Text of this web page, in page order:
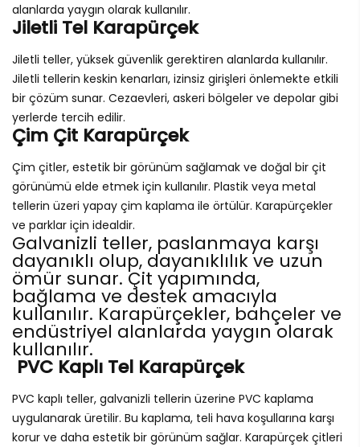
alanlarda yaygın olarak kullanılır.
Jiletli Tel Karapürçek
Jiletli teller, yüksek güvenlik gerektiren alanlarda kullanılır.
Jiletli tellerin keskin kenarları, izinsiz girişleri önlemekte etkili
bir çözüm sunar. Cezaevleri, askeri bölgeler ve depolar gibi
yerlerde tercih edilir.
Çim Çit Karapürçek
Çim çitler, estetik bir görünüm sağlamak ve doğal bir çit
görünümü elde etmek için kullanılır. Plastik veya metal
tellerin üzeri yapay çim kaplama ile örtülür. Karapürçekler
ve parklar için idealdir.
Galvanizli teller, paslanmaya karşı
dayanıklı olup, dayanıklılık ve uzun
ömür sunar. Çit yapımında,
bağlama ve destek amacıyla
kullanılır. Karapürçekler, bahçeler ve
endüstriyel alanlarda yaygın olarak
kullanılır.
PVC Kaplı Tel Karapürçek
PVC kaplı teller, galvanizli tellerin üzerine PVC kaplama
uygulanarak üretilir. Bu kaplama, teli hava koşullarına karşı
korur ve daha estetik bir görünüm sağlar. Karapürçek çitleri